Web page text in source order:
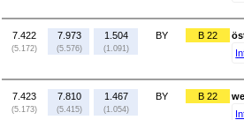
7.422
(5.172)
7.973
(5.576)
1.504
(1.091)
BY B 22
7.423
(5.173)
7.810
(5.415)
1.467
(1.054)
BY B 22